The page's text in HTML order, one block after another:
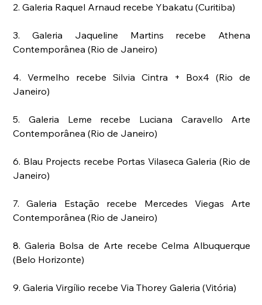
2. Galeria Raquel Arnaud recebe Ybakatu (Curitiba)
3. Galeria Jaqueline Martins recebe Athena
Contemporânea (Rio de Janeiro)
4. Vermelho recebe Silvia Cintra + Box4 (Rio de
Janeiro)
5. Galeria Leme recebe Luciana Caravello Arte
Contemporânea (Rio de Janeiro)
6. Blau Projects recebe Portas Vilaseca Galeria (Rio de
Janeiro)
7. Galeria Estação recebe Mercedes Viegas Arte
Contemporânea (Rio de Janeiro)
8. Galeria Bolsa de Arte recebe Celma Albuquerque
(Belo Horizonte)
9. Galeria Virgílio recebe Via Thorey Galeria (Vitória)